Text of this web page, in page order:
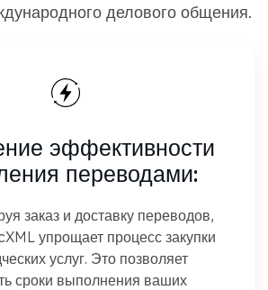
делового общения.
эффективности
переводами:
заказ и доставку переводов,
упрощает процесс закупки
услуг. Это позволяет
сроки выполнения ваших